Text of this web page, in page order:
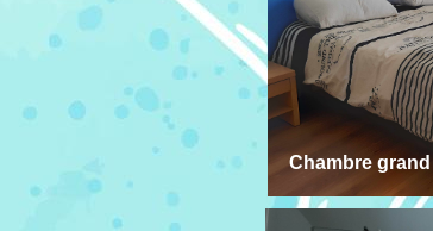
Chambre